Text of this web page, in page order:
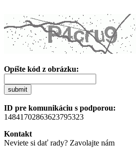
Opíšte kód z obrázku:
submit
ID pre komunikáciu s podporou:
14841702863623795323
Kontakt
Neviete si dať rady? Zavolajte nám